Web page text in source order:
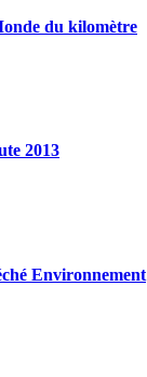
du kilomètre
2013
Environnement